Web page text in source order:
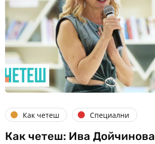
Как четеш Специални
Как четеш: Ива Дойчинова